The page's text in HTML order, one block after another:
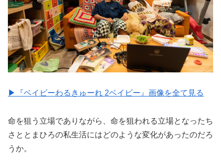
▶︎『ベイビーわるきゅーれ 2ベイビー』画像を全て見る
命を狙う立場でありながら、命を狙われる立場となったち
さととまひろの私生活にはどのような変化があったのだろ
うか。